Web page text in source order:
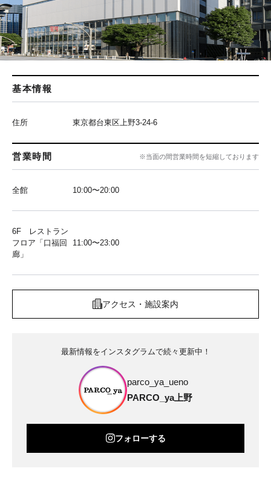
基本情報
住所 東京都台東区上野3-24-6
営業時間 ※当面の間営業時間を短縮しております
全館 10:00〜20:00
6F レストラン
フロア「口福回
廊」
11:00〜23:00
アクセス・施設案内
最新情報をインスタグラムで続々更新中！
parco_ya_ueno
PARCO_ya上野
フォローする